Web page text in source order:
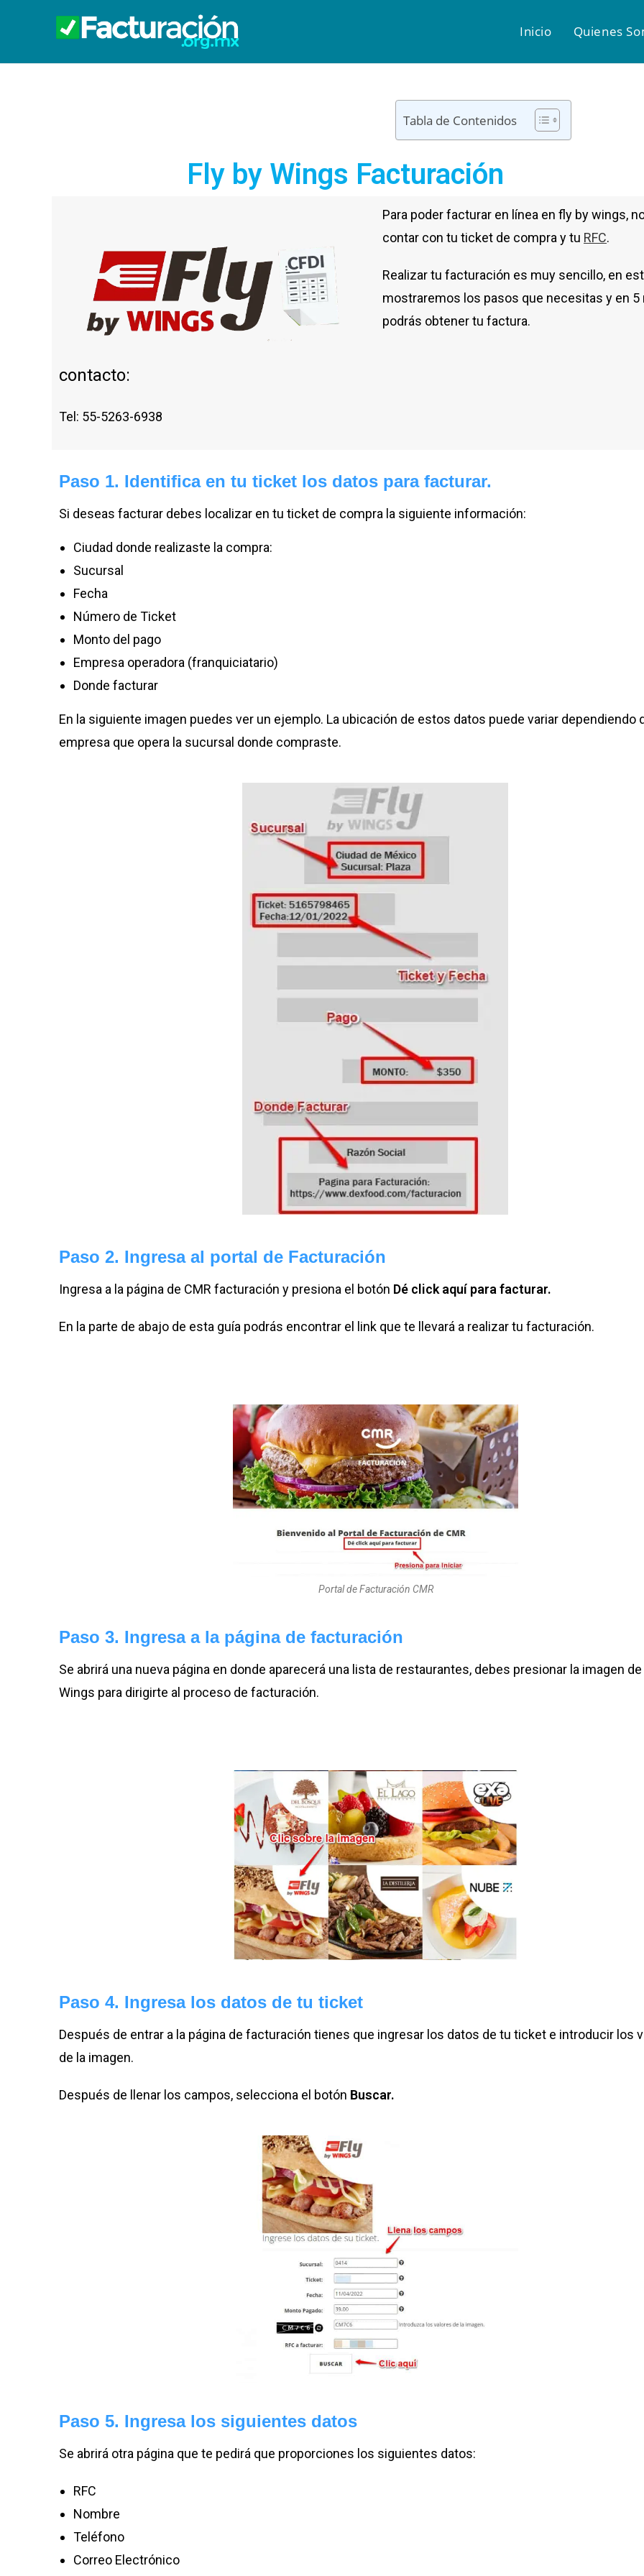
Inicio Quienes
Tabla de Contenidos
Fly by Wings Facturación
contacto:
Tel: 55-5263-6938
Para poder facturar en línea en fly by wings,
contar con tu ticket de compra y tu RFC.
Realizar tu facturación es muy sencillo, en
mostraremos los pasos que necesitas y en 5
podrás obtener tu factura.
Paso 1. Identifica en tu ticket los datos para facturar.
Si deseas facturar debes localizar en tu ticket de compra la siguiente información:
Ciudad donde realizaste la compra:
Sucursal
Fecha
Número de Ticket
Monto del pago
Empresa operadora (franquiciatario)
Donde facturar
En la siguiente imagen puedes ver un ejemplo. La ubicación de estos datos puede variar dependiendo
empresa que opera la sucursal donde compraste.
Paso 2. Ingresa al portal de Facturación
Ingresa a la página de CMR facturación y presiona el botón Dé click aquí para facturar.
En la parte de abajo de esta guía podrás encontrar el link que te llevará a realizar tu facturación.
Portal de Facturación CMR
Paso 3. Ingresa a la página de facturación
Se abrirá una nueva página en donde aparecerá una lista de restaurantes, debes presionar la imagen de
Wings para dirigirte al proceso de facturación.
Paso 4. Ingresa los datos de tu ticket
Después de entrar a la página de facturación tienes que ingresar los datos de tu ticket e introducir los
de la imagen.
Después de llenar los campos, selecciona el botón Buscar.
Paso 5. Ingresa los siguientes datos
Se abrirá otra página que te pedirá que proporciones los siguientes datos:
RFC
Nombre
Teléfono
Correo Electrónico